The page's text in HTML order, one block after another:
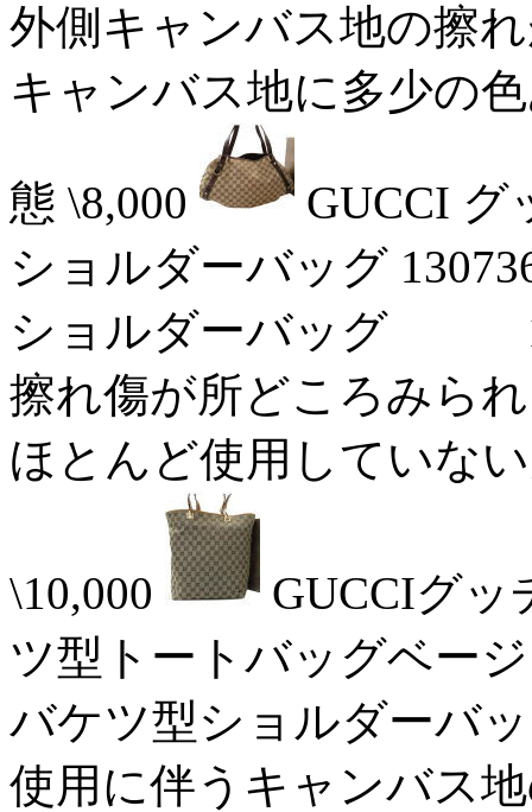
外側キャンバス地の擦
キャンバス地に多少の
態 \8,000
GUCCI グ
ショルダーバッグ
ショルダーバッグ
擦れ傷が所どころみら
ほとんど使用していな
\10,000
GUCCIグッ
ツ型トートバッグベー
バケツ型ショルダ
使用に伴うキャンバス